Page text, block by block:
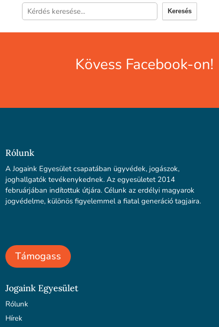
Keresés
Kövess Facebook-on!
Rólunk
A Jogaink Egyesület csapatában ügyvédek, jogászok,
joghallgatók tevékenykednek. Az egyesületet 2014
februárjában indítottuk útjára. Célunk az erdélyi magyarok
jogvédelme, különös figyelemmel a fiatal generáció tagjaira.
Támogass
Jogaink Egyesület
Rólunk
Hírek